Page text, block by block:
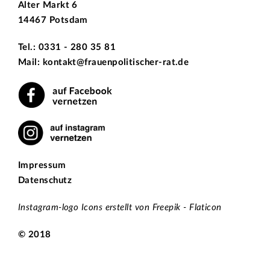
Alter Markt 6
14467 Potsdam
Tel.: 0331 - 280 35 81
Mail: kontakt@frauenpolitischer-rat.de
Impressum
Datenschutz
Instagram-logo Icons erstellt von Freepik - Flaticon
© 2018